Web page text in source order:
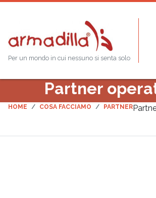
Per un mondo in cui nessuno si senta solo
Partner
HOME COSA FACCIAMO PARTNER